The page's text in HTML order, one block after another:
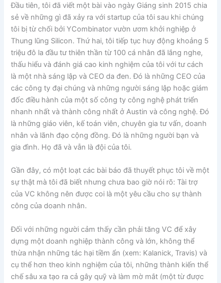
Đầu tiên, tôi đã viết một bài vào ngày Giáng sinh 2015 chia
sẻ về những gì đã xảy ra với startup của tôi sau khi chúng
tôi bị từ chối bởi YCombinator vườn ươm khởi nghiệp ở
Thung lũng Silicon. Thứ hai, tôi tiếp tục huy động khoảng 5
triệu đô la đầu tư thiên thần từ 100 cá nhân đã lắng nghe,
thấu hiểu và đánh giá cao kinh nghiệm của tôi với tư cách
là một nhà sáng lập và CEO da đen. Đó là những CEO của
các công ty đại chúng và những người sáng lập hoặc giám
đốc điều hành của một số công ty công nghệ phát triển
nhanh nhất và thành công nhất ở Austin và công nghệ. Đó
là những giáo viên, kế toán viên, chuyên gia tư vấn, doanh
nhân và lãnh đạo cộng đồng. Đó là những người bạn và
gia đình. Họ đã và vẫn là đội của tôi.
Gần đây, có một loạt các bài báo đã thuyết phục tôi về một
sự thật mà tôi đã biết nhưng chưa bao giờ nói rõ: Tài trợ
của VC không nên được coi là một yêu cầu cho sự thành
công của doanh nhân.
Đối với những người cảm thấy cần phải tăng VC để xây
dựng một doanh nghiệp thành công và lớn, không thể
thừa nhận những tác hại tiềm ẩn (xem: Kalanick, Travis) và
cụ thể hơn theo kinh nghiệm của tôi, những thành kiến ​​thể
chế sâu xa tạo ra cả gây quỹ và làm mờ mắt (một từ được